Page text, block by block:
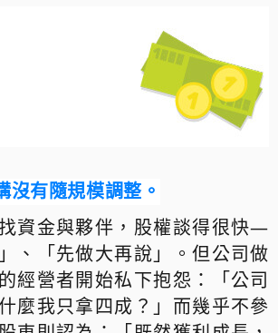
沒有隨規模調整。
資金與夥伴，股權談得很快—
、「先做大再說」。但公司做
經營者開始私下抱怨：「公司
麼我只拿四成？」而幾乎不參